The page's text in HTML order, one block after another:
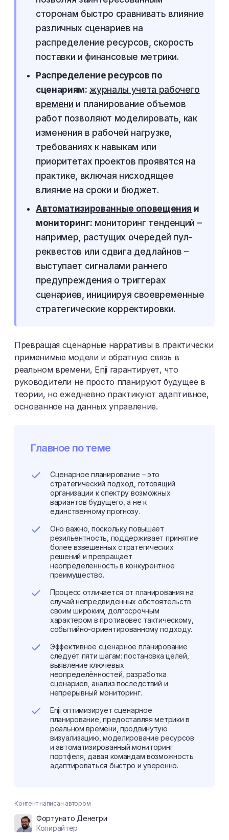
сторонам быстро сравнивать влияние
различных сценариев на
распределение ресурсов, скорость
поставки и финансовые метрики.
Распределение ресурсов по
сценариям: журналы учета рабочего
времени и планирование объемов
работ позволяют моделировать, как
изменения в рабочей нагрузке,
требованиях к навыкам или
приоритетах проектов проявятся на
практике, включая нисходящее
влияние на сроки и бюджет.
Автоматизированные оповещения и
мониторинг: мониторинг тенденций –
например, растущих очередей пул-
реквестов или сдвига дедлайнов –
выступает сигналами раннего
предупреждения о триггерах
сценариев, инициируя своевременные
стратегические корректировки.
Превращая сценарные нарративы в практически
применимые модели и обратную связь в
реальном времени, Enji гарантирует, что
руководители не просто планируют будущее в
теории, но ежедневно практикуют адаптивное,
основанное на данных управление.
Главное по теме
Сценарное планирование – это
стратегический подход, готовящий
организации к спектру возможных
вариантов будущего, а не к
единственному прогнозу.
Оно важно, поскольку повышает
резильентность, поддерживает принятие
более взвешенных стратегических
решений и превращает
неопределённость в конкурентное
преимущество.
Процесс отличается от планирования на
случай непредвиденных обстоятельств
своим широким, долгосрочным
характером в противовес тактическому,
событийно-ориентированному подходу.
Эффективное сценарное планирование
следует пяти шагам: постановка целей,
выявление ключевых
неопределённостей, разработка
сценариев, анализ последствий и
непрерывный мониторинг.
Enji оптимизирует сценарное
планирование, предоставляя метрики в
реальном времени, продвинутую
визуализацию, моделирование ресурсов
и автоматизированный мониторинг
портфеля, давая командам возможность
адаптироваться быстро и уверенно.
Контент написан автором
Фортунато Денегри
Копирайтер